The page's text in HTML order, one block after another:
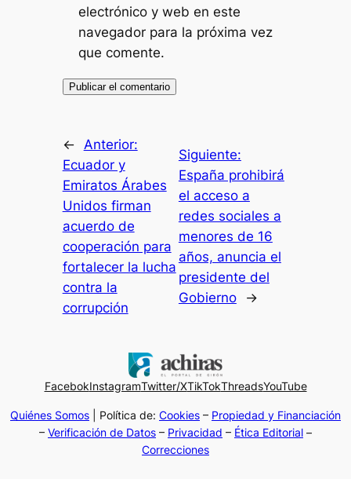
electrónico y web en este
navegador para la próxima vez
que comente.
←
Anterior:
Ecuador y
Emiratos Árabes
Unidos firman
acuerdo de
cooperación para
fortalecer la lucha
contra la
corrupción
Siguiente:
España prohibirá
el acceso a
redes sociales a
menores de 16
años, anuncia el
presidente del
Gobierno
→
FacebokInstagramTwitter/XTikTokThreadsYouTube
Quiénes Somos | Política de: Cookies – Propiedad y Financiación
– Verificación de Datos – Privacidad – Ética Editorial –
Correcciones